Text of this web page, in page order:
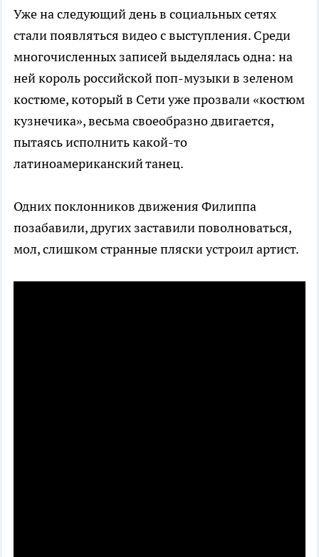
Уже на следующий день в социальных сетях
стали появляться видео с выступления. Среди
многочисленных записей выделялась одна: на
ней король российской поп-музыки в зеленом
костюме, который в Сети уже прозвали «костюм
кузнечика», весьма своеобразно двигается,
пытаясь исполнить какой-то
латиноамериканский танец.
Одних поклонников движения Филиппа
позабавили, других заставили поволноваться,
мол, слишком странные пляски устроил артист.